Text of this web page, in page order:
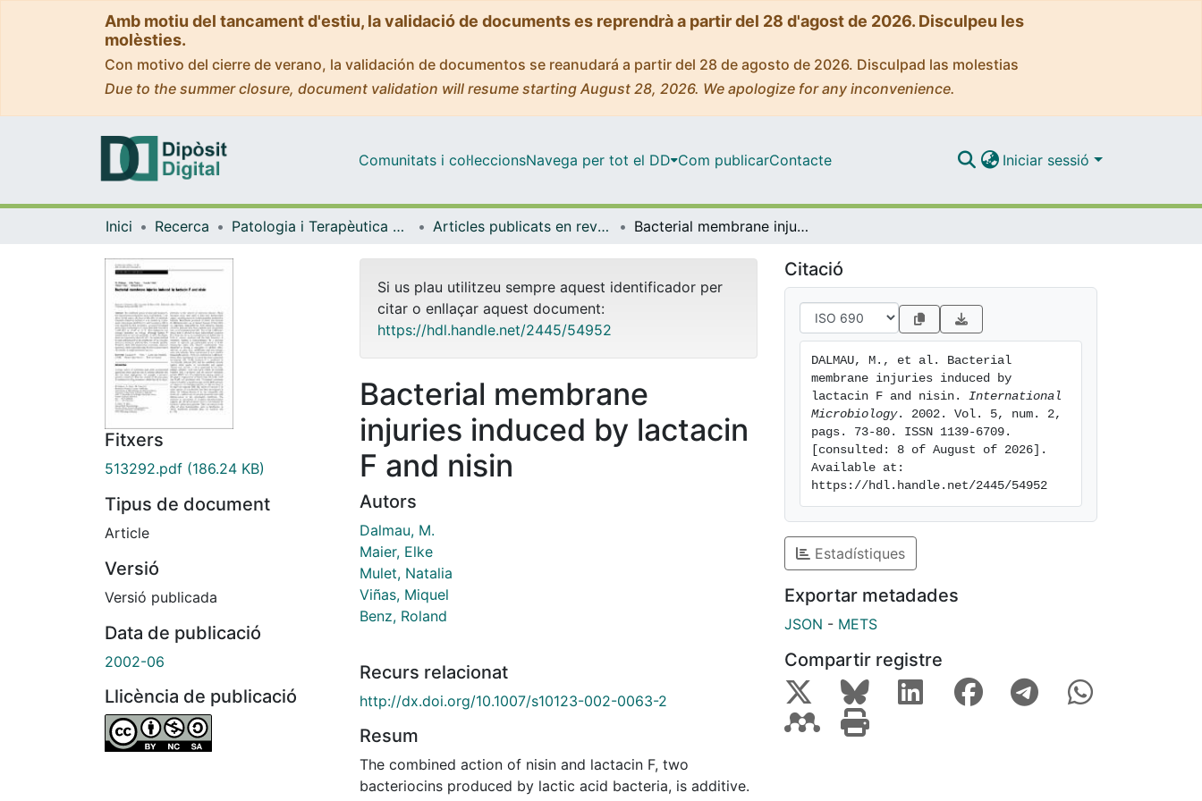
Amb motiu del tancament d'estiu, la validació de documents es reprendrà a partir del 28 d'agost de 2026. Disculpeu les
molèsties.
Con motivo del cierre de verano, la validación de documentos se reanudará a partir del 28 de agosto de 2026. Disculpad las molestias
Due to the summer closure, document validation will resume starting August 28, 2026. We apologize for any inconvenience.
Comunitats i col·leccionsNavega per tot el DD Com publicarContacte Iniciar sessió
Inici Recerca Patologia i Terapèutica Experimental Articles publicats en revistes (Patologia i Terapèutica Experimental) Bacterial membrane injuries induced by lactacin F and nisin
Fitxers
513292.pdf (186.24 KB)
Tipus de document
Article
Versió
Versió publicada
Data de publicació
2002-06
Llicència de publicació
Si us plau utilitzeu sempre aquest identificador per
citar o enllaçar aquest document:
https://hdl.handle.net/2445/54952
Bacterial membrane
injuries induced by lactacin
F and nisin
Autors
Dalmau, M.
Maier, Elke
Mulet, Natalia
Viñas, Miquel
Benz, Roland
Recurs relacionat
http://dx.doi.org/10.1007/s10123-002-0063-2
Resum
The combined action of nisin and lactacin F, two
bacteriocins produced by lactic acid bacteria, is additive.
Citació
DALMAU, M., et al. Bacterial
membrane injuries induced by
lactacin F and nisin. International
Microbiology. 2002. Vol. 5, num. 2,
pags. 73-80. ISSN 1139-6709.
[consulted: 8 of August of 2026].
Available at:
https://hdl.handle.net/2445/54952
Estadístiques
Exportar metadades
JSON - METS
Compartir registre